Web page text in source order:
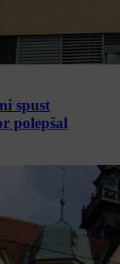
spust
polepšal